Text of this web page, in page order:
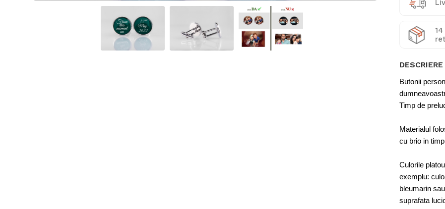
DESCRIERE
Butonii
Timp de
Materialul
cu brio in
Culorile
exemplu:
bleumarin
suprafata